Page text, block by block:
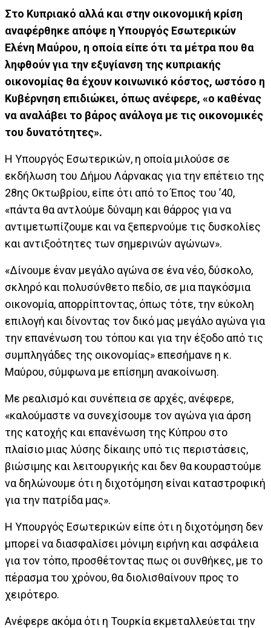
Στο Κυπριακό αλλά και στην οικονομική κρίση
αναφέρθηκε απόψε η Υπουργός Εσωτερικών
Ελένη Μαύρου, η οποία είπε ότι τα μέτρα που θα
ληφθούν για την εξυγίανση της κυπριακής
οικονομίας θα έχουν κοινωνικό κόστος, ωστόσο η
Κυβέρνηση επιδιώκει, όπως ανέφερε, «ο καθένας
να αναλάβει το βάρος ανάλογα με τις οικονομικές
του δυνατότητες».
Η Υπουργός Εσωτερικών, η οποία μιλούσε σε
εκδήλωση του Δήμου Λάρνακας για την επέτειο της
28ης Οκτωβρίου, είπε ότι από το Έπος του ’40,
«πάντα θα αντλούμε δύναμη και θάρρος για να
αντιμετωπίζουμε και να ξεπερνούμε τις δυσκολίες
και αντιξοότητες των σημερινών αγώνων».
«Δίνουμε έναν μεγάλο αγώνα σε ένα νέο, δύσκολο,
σκληρό και πολυσύνθετο πεδίο, σε μια παγκόσμια
οικονομία, απορρίπτοντας, όπως τότε, την εύκολη
επιλογή και δίνοντας τον δικό μας μεγάλο αγώνα για
την επανένωση του τόπου και για την έξοδο από τις
συμπληγάδες της οικονομίας» επεσήμανε η κ.
Μαύρου, σύμφωνα με επίσημη ανακοίνωση.
Με ρεαλισμό και συνέπεια σε αρχές, ανέφερε,
«καλούμαστε να συνεχίσουμε τον αγώνα για άρση
της κατοχής και επανένωση της Κύπρου στο
πλαίσιο μιας λύσης δίκαιης υπό τις περιστάσεις,
βιώσιμης και λειτουργικής και δεν θα κουραστούμε
να δηλώνουμε ότι η διχοτόμηση είναι καταστροφική
για την πατρίδα μας».
Η Υπουργός Εσωτερικών είπε ότι η διχοτόμηση δεν
μπορεί να διασφαλίσει μόνιμη ειρήνη και ασφάλεια
για τον τόπο, προσθέτοντας πως οι συνθήκες, με το
πέρασμα του χρόνου, θα διολισθαίνουν προς το
χειρότερο.
Ανέφερε ακόμα ότι η Τουρκία εκμεταλλεύεται την